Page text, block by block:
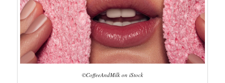
©CoffeeAndMilk on iStock